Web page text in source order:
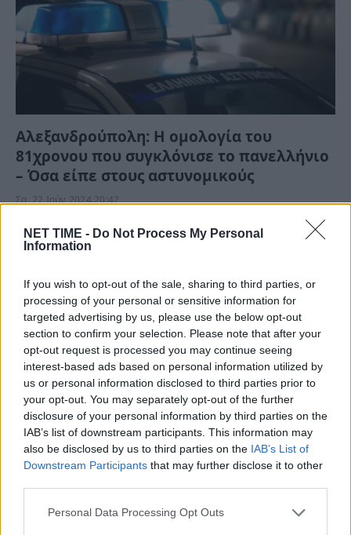
NET TIME - Do Not Process My Personal
Information
If you wish to opt-out of the sale, sharing to third parties, or
processing of your personal or sensitive information for
targeted advertising by us, please use the below opt-out
section to confirm your selection. Please note that after your
opt-out request is processed you may continue seeing
interest-based ads based on personal information utilized by
us or personal information disclosed to third parties prior to
your opt-out. You may separately opt-out of the further
disclosure of your personal information by third parties on the
IAB’s list of downstream participants. This information may
also be disclosed by us to third parties on the IAB’s List of
Downstream Participants that may further disclose it to other
Personal Data Processing Opt Outs
Αλεξανδρούπολη: Η ομολογία του
81χρονου που συγκλόνισε το πανελλήνιο
– Όσα είπε στους αστυνομικούς
Σα, 22 Ιούν 2024 20:42
Συγκλονισμένο είναι το πανελλήνιο από τη νέα
γυναικοκτονία στην Αλεξανδρούπολη. Σύμφωνα με το…
Πως είπε στους Αστυνομικούς με νόημα η
σύζυγος του Απόστολου Λύτρα ότι … –